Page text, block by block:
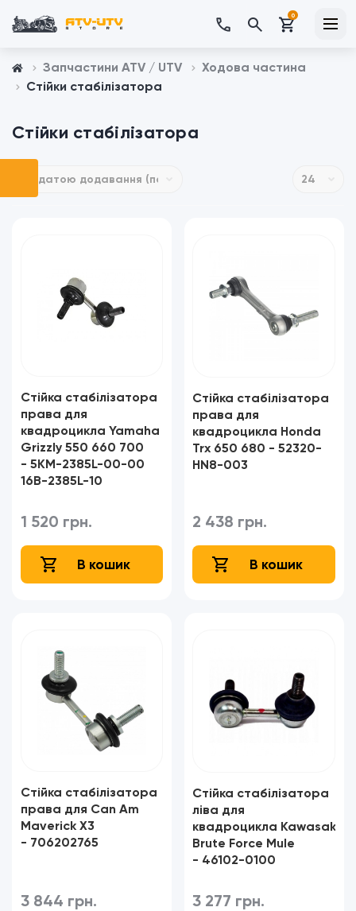
0
Запчастини ATV / UTV
Ходова частина
Стійки стабілізатора
Стійки стабілізатора
Стійка стабілізатора
права для
квадроцикла Yamaha
Grizzly 550 660 700
- 5KM-2385L-00-00
16B-2385L-10​​​​​​​
1 520 грн.
В кошик
Стійка стабілізатора
права для
квадроцикла Honda
Trx 650 680 - 52320-
HN8-003​​​​​​​
2 438 грн.
В кошик
Стійка стабілізатора
права для Can Am
Maverick X3
- 706202765​​​​​​​
3 844 грн.
Стійка стабілізатора
ліва для
квадроцикла Kawasaki
Brute Force Mule
- 46102-0100​​​​​​​
3 277 грн.